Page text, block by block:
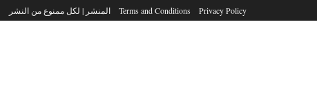
Privacy Policy
Terms and Conditions المنشر | لكل ممنوع من النشر